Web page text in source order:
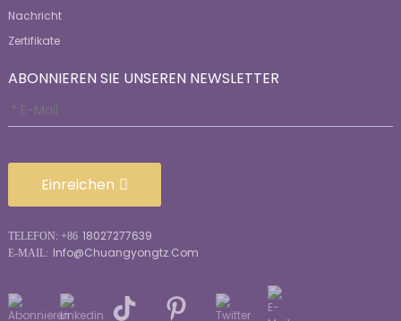
Nachricht
Zertifikate
ABONNIEREN SIE UNSEREN NEWSLETTER
Einreichen
TELEFON: +86 18027277639
E-MAIL: Info@chuangyongtz.com